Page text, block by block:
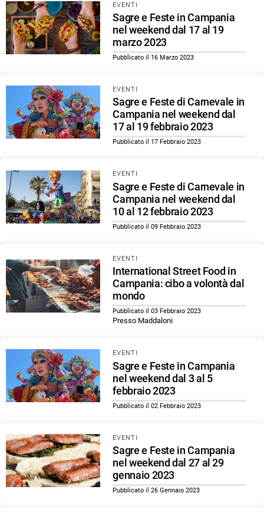
EVENTI
Sagre e Feste in Campania
nel weekend dal 17 al 19
marzo 2023
Pubblicato il 16 Marzo 2023
EVENTI
Sagre e Feste di Carnevale in
Campania nel weekend dal
17 al 19 febbraio 2023
Pubblicato il 17 Febbraio 2023
EVENTI
Sagre e Feste di Carnevale in
Campania nel weekend dal
10 al 12 febbraio 2023
Pubblicato il 09 Febbraio 2023
EVENTI
International Street Food in
Campania: cibo a volontà dal
mondo
Pubblicato il 03 Febbraio 2023
Presso Maddaloni
EVENTI
Sagre e Feste in Campania
nel weekend dal 3 al 5
febbraio 2023
Pubblicato il 02 Febbraio 2023
EVENTI
Sagre e Feste in Campania
nel weekend dal 27 al 29
gennaio 2023
Pubblicato il 26 Gennaio 2023